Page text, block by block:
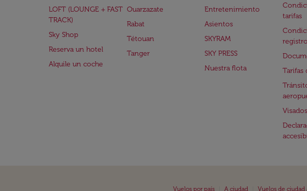
LOFT (LOUNGE + FAST
TRACK)
Sky Shop
Reserva un hotel
Alquile un coche
Ouarzazate
Rabat
Tétouan
Tanger
Entretenimiento
Asientos
SKYRAM
SKY PRESS
Nuestra flota
tarifas
registro
Tarifas
Vuelos por país A ciudad Vuelos de ciudad